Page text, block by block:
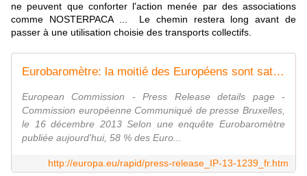
ne peuvent que conforter l'action menée par des associations
comme NOSTERPACA ... Le chemin restera long avant de
passer à une utilisation choisie des transports collectifs.
Eurobaromètre: la moitié des Européens sont satisfaits du transport ferroviaire dans leur pays, mais l'offre de services reste à améliorer
European Commission - Press Release details page -
Commission européenne Communiqué de presse Bruxelles,
le 16 décembre 2013 Selon une enquête Eurobaromètre
publiée aujourd'hui, 58 % des Euro...
http://europa.eu/rapid/press-release_IP-13-1239_fr.htm